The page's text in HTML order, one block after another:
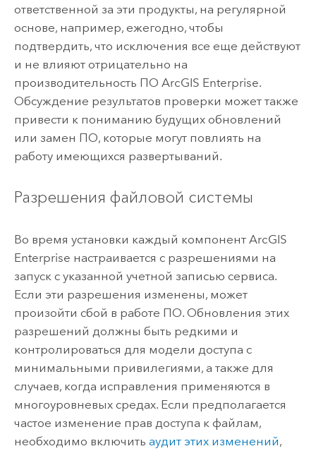
ответственной за эти продукты, на регулярной
основе, например, ежегодно, чтобы
подтвердить, что исключения все еще действуют
и не влияют отрицательно на
производительность ПО ArcGIS Enterprise.
Обсуждение результатов проверки может также
привести к пониманию будущих обновлений
или замен ПО, которые могут повлиять на
работу имеющихся развертываний.
Разрешения файловой системы
Во время установки каждый компонент ArcGIS
Enterprise настраивается с разрешениями на
запуск с указанной учетной записью сервиса.
Если эти разрешения изменены, может
произойти сбой в работе ПО. Обновления этих
разрешений должны быть редкими и
контролироваться для модели доступа с
минимальными привилегиями, а также для
случаев, когда исправления применяются в
многоуровневых средах. Если предполагается
частое изменение прав доступа к файлам,
необходимо включить аудит этих изменений,